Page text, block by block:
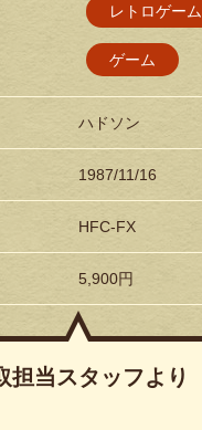
レトロゲーム
ゲーム
ハドソン
1987/11/16
HFC-FX
5,900円
担当スタッフより